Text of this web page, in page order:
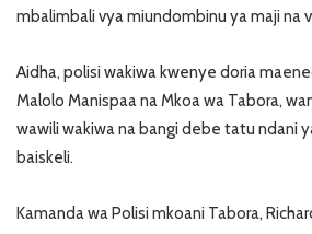
mbalimbali vya miundombinu ya maji na
Aidha, polisi wakiwa kwenye doria
Malolo Manispaa na Mkoa wa Tabora,
wawili wakiwa na bangi debe tatu ndani
baiskeli.
Kamanda wa Polisi mkoani Tabora,